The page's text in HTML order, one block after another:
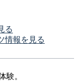
る
情報を見る
験。